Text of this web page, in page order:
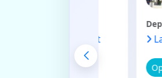
Commerce Department
Open Faculty